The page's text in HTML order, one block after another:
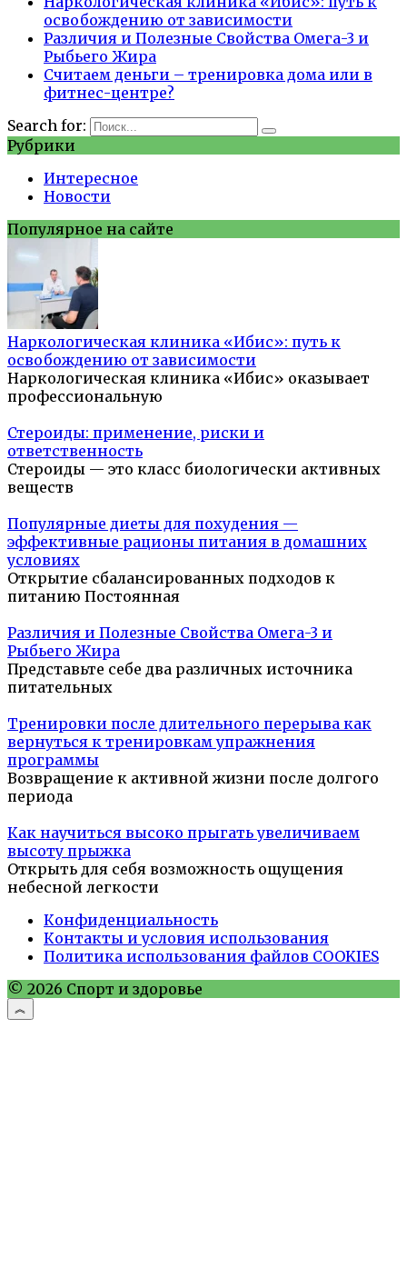
освобождению от зависимости
Различия и Полезные Свойства Омега-3 и
Рыбьего Жира
Считаем деньги – тренировка дома или в
фитнес-центре?
Search for:
Рубрики
Интересное
Новости
Популярное на сайте
Наркологическая клиника «Ибис»: путь к
освобождению от зависимости
Наркологическая клиника «Ибис» оказывает
профессиональную
Стероиды: применение, риски и
ответственность
Стероиды — это класс биологически активных
веществ
Популярные диеты для похудения —
эффективные рационы питания в домашних
условиях
Открытие сбалансированных подходов к
питанию Постоянная
Различия и Полезные Свойства Омега-3 и
Рыбьего Жира
Представьте себе два различных источника
питательных
Тренировки после длительного перерыва как
вернуться к тренировкам упражнения
программы
Возвращение к активной жизни после долгого
периода
Как научиться высоко прыгать увеличиваем
высоту прыжка
Открыть для себя возможность ощущения
небесной легкости
Конфиденциальность
Контакты и условия использования
Политика использования файлов COOKIES
© 2026 Спорт и здоровье